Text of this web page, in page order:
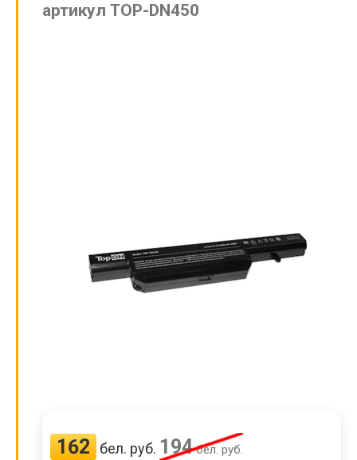
артикул TOP-DN450
162 бел. руб. 194бел. руб.